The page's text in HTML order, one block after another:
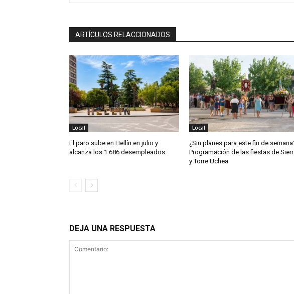
ARTÍCULOS RELACCIONADOS
Local
El paro sube en Hellín en julio y
alcanza los 1.686 desempleados
Local
¿Sin planes para este fin de
Programación de las fiestas de
y Torre Uchea
DEJA UNA RESPUESTA